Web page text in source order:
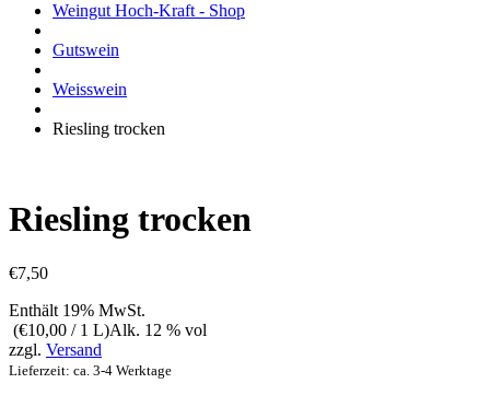
Weingut Hoch-Kraft - Shop
Gutswein
Weisswein
Riesling trocken
Riesling trocken
€7,50
Enthält 19% MwSt.
(€10,00 / 1 L)Alk. 12 % vol
zzgl. Versand
Lieferzeit: ca. 3-4 Werktage